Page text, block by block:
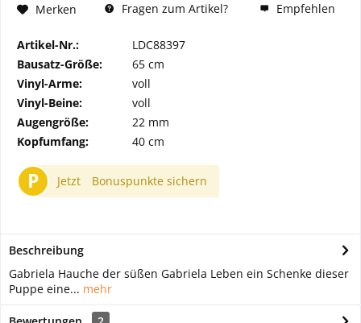
Merken Fragen zum Artikel? Empfehlen
Artikel-Nr.:
LDC88397
Bausatz-Größe:
65 cm
Vinyl-Arme:
voll
Vinyl-Beine:
voll
Augengröße:
22 mm
Kopfumfang:
40 cm
P Jetzt Bonuspunkte sichern
Beschreibung
Gabriela Hauche der süßen Gabriela Leben ein Schenke dieser
Puppe eine... mehr